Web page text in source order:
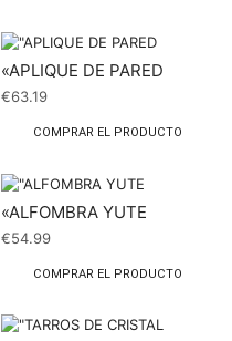
«APLIQUE DE PARED
€63.19
COMPRAR EL PRODUCTO
«ALFOMBRA YUTE
€54.99
COMPRAR EL PRODUCTO